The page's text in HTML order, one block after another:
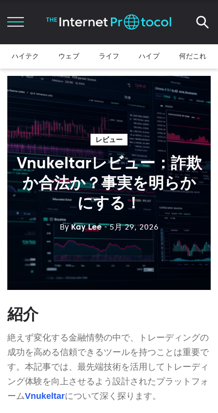
ハイテク ウェブ ライフ ハイプ 何だこれ
レビュー
Vnukeltarレビュー：詐欺
か合法か？事実を明らか
にする！
ByKay Lee - 5月 29, 2026
紹介
絶えず変化する金融情勢の中で、トレーディングの
成功を高める信頼できるツールを持つことは重要で
す。本記事では、最先端技術を活用してトレーディ
ング体験を向上させるよう設計されたプラットフォ
ームVnukeltarについて深く探ります。